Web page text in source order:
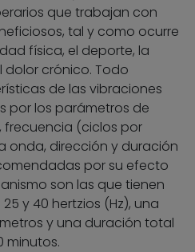
que trabajan con
tal y como ocurre
física, el deporte, la
dolor crónico. Todo
de las vibraciones
por los parámetros de
(ciclos por
onda, dirección y duración
por su efecto
son las que tienen
y 40 hertzios (Hz), una
y una duración total
minutos.